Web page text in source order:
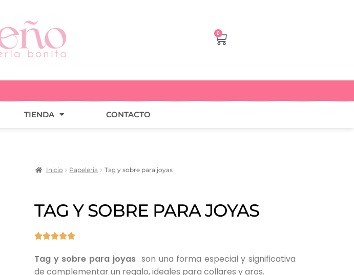
0
TIENDA CONTACTO
Inicio Papeleria Tag y sobre para joyas
TAG Y SOBRE PARA JOYAS

Tag y sobre para joyasson una forma especial y significativa
de complementar un regalo, ideales para collares y aros.